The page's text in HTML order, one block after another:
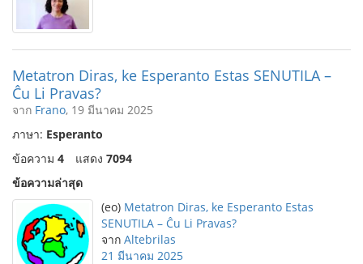
Metatron Diras, ke Esperanto Estas SENUTILA –
Ĉu Li Pravas?
จาก Frano, 19 มีนาคม 2025
ภาษา: Esperanto
ข้อความ 4 แสดง 7094
ข้อความล่าสุด
(eo) Metatron Diras, ke Esperanto Estas
SENUTILA – Ĉu Li Pravas?
จาก Altebrilas
21 มีนาคม 2025